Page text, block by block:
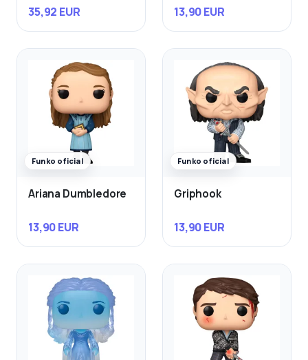
35,92 EUR 13,90 EUR
Funko oficial
Ariana Dumbledore
13,90 EUR
Funko oficial
Griphook
13,90 EUR